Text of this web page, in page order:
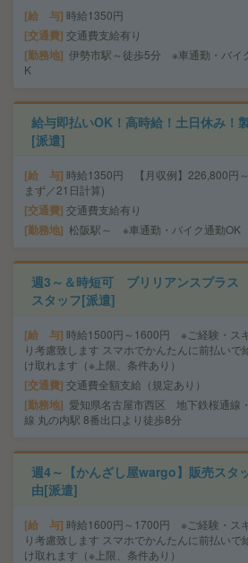
給 与 時給1350円
交通費 交通費支給有り
勤務地 伊勢市駅～徒歩5分 ※車通勤・バイ
K
給与即払いOK！高時給！土日休み！
[派遣]
給 与 時給1350円 【月収例】226,800円
まず／21日計算)
交通費 交通費支給有り
勤務地 松阪駅～ ※車通勤・バイク通勤OK
週3～＆時短可 ブリリアンスプラス
スタッフ[派遣]
給 与 時給1500円～1600円 ※ご経験・ス
り考慮致します スマホでかんたんに前払いで
け取れます（※上限、条件あり）
交通費 交通費全額支給（規定あり）
勤務地 愛知県名古屋市西区 地下鉄桜通線
線 丸の内駅 8番出口より徒歩8分
週4～【かんざし屋wargo】販売スタ
由[派遣]
給 与 時給1600円～1700円 ※ご経験・ス
り考慮致します スマホでかんたんに前払いで
け取れます（※上限、条件あり）